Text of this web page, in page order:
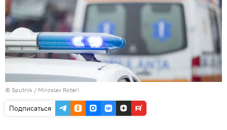
© Sputnik / Miroslav Rotari
Подписаться